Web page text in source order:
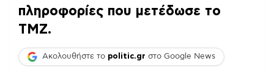
πληροφορίες που μετέδωσε το
TMZ.
Ακολουθήστε το politic.gr στο Google News